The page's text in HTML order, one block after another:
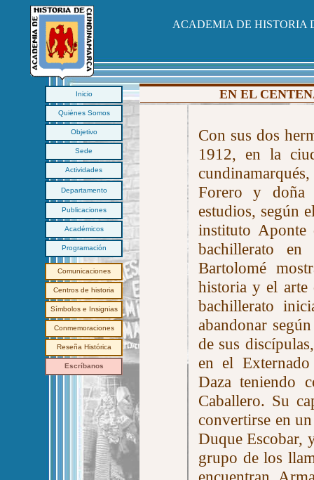
ACADEMIA DE HISTORIA
Inicio
Quiénes Somos
Objetivo
Sede
Actividades
Departamento
Publicaciones
Académicos
Programación
Comunicaciones
Centros de historia
Símbolos e Insignias
Conmemoraciones
Reseña Histórica
Escríbanos
EN EL
Con sus dos
1912, en la
Forero y doña
estudios, según
instituto
bachillerato
Bartolomé
historia y el arte
bachillerato
abandonar
de sus
en el
Daza teniendo
Caballero. Su
convertirse en
Duque Escobar,
grupo de los